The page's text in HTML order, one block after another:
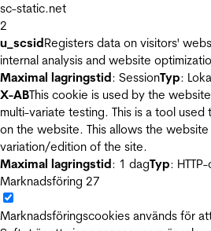
sc-static.net
2
u_scsidRegisters data on visitors'
internal analysis and website
Maximal lagringstid: SessionTyp:
X-ABThis cookie is used by the
multi-variate testing. This is a tool
on the website. This allows the
variation/edition of the site.
Maximal lagringstid: 1 dagTyp:
Marknadsföring 27
Marknadsföringscookies används för